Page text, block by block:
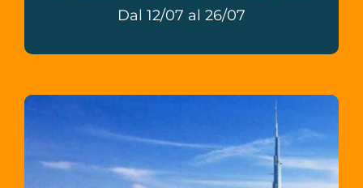
Dal 12/07 al 26/07